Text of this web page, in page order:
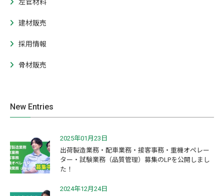
左官材料
建材販売
採用情報
骨材販売
New Entries
2025年01月23日
出荷製造業務・配車業務・接客事務・重機オペレー
ター・試験業務（品質管理）募集のLPを公開しまし
た！
2024年12月24日